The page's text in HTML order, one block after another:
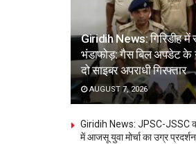
Giridih News: गिरिडीह में
भंडाफोड़: गैस बिल अपडेट के
दो साइबर अपराधी गिरफ्तार
AUGUST 7, 2026
Giridih News: JPSC-JSSC
में आजसू युवा मोर्चा का उग्र